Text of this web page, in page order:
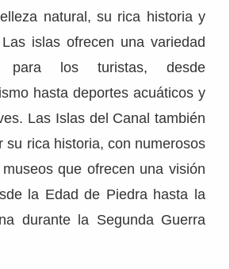
natural, su rica historia y
islas ofrecen una variedad
para los turistas, desde
hasta deportes acuáticos y
Las Islas del Canal también
su rica historia, con numerosos
que ofrecen una visión
la Edad de Piedra hasta la
durante la Segunda Guerra